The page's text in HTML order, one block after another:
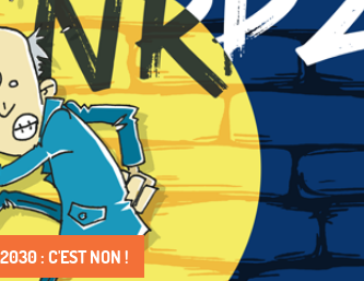
: C'EST NON !
DROIT À FAIRE VIVRE !